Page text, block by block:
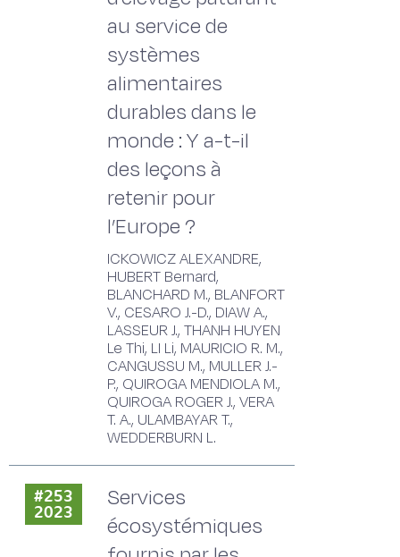
au service de
systèmes
alimentaires
durables dans le
monde : Y a-t-il
des leçons à
retenir pour
l’Europe ?
ICKOWICZ ALEXANDRE,
HUBERT Bernard,
BLANCHARD M., BLANFORT
V., CESARO J.-D., DIAW A.,
LASSEUR J., THANH HUYEN
Le Thi, LI Li, MAURICIO R. M.,
CANGUSSU M., MULLER J.-
P., QUIROGA MENDIOLA M.,
QUIROGA ROGER J., VERA
T. A., ULAMBAYAR T.,
WEDDERBURN L.
#253
2023
Services
écosystémiques